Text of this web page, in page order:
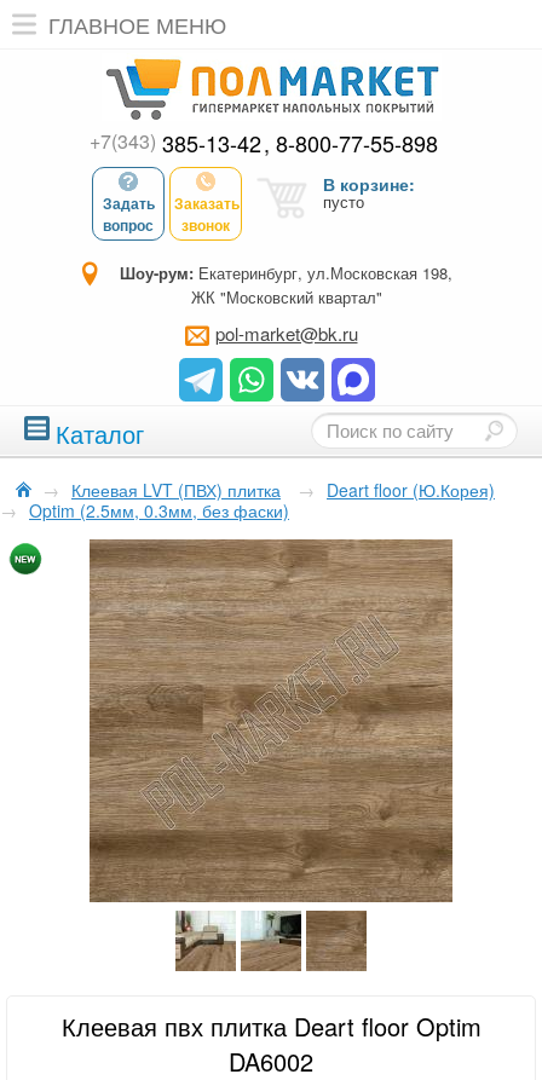
ГЛАВНОЕ МЕНЮ
+7(343) 385-13-42 8-800-77-55-898
Задать
вопрос
Заказать
звонок
В корзине:
пусто
Шоу-рум: Екатеринбург, ул.Московская 198,
ЖК "Московский квартал"
pol-market@bk.ru
Каталог
→ Клеевая LVT (ПВХ) плитка → Deart floor (Ю.Корея)
→ Optim (2.5мм, 0.3мм, без фаски)
Клеевая пвх плитка Deart floor Optim
DA6002